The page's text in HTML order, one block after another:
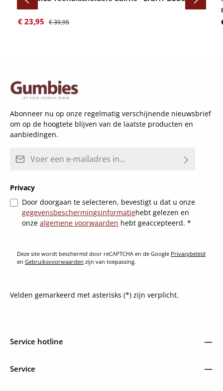
Verkoopprijs:
€ 23,95 Normale prijs:
€ 39,95
Abonneer nu op onze regelmatig verschijnende nieuwsbrief
om op de hoogtete blijven van de laatste producten en
aanbiedingen.
Privacy
Door doorgaan te selecteren, bevestigt u dat u onze
gegevensbeschermingsinformatiehebt gelezen en
onze algemene voorwaarden hebt geaccepteerd. *
Deze site wordt beschermd door reCAPTCHA en de Google Privacybeleid
en Gebruiksvoorwaarden zijn van toepassing.
Velden gemarkeerd met asterisks (*) zijn verplicht.
Service hotline
Service